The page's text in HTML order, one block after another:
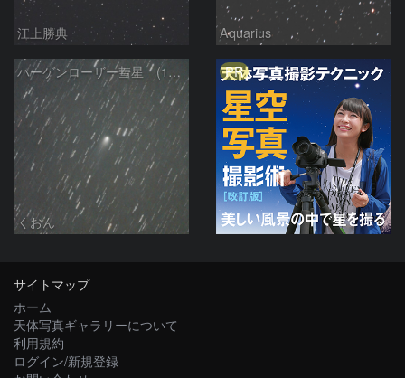
江上勝典 Aquarius
ハーゲンローザー彗星 (168P)
くおん
PR
サイトマップ
ホーム
天体写真ギャラリーについて
利用規約
ログイン/新規登録